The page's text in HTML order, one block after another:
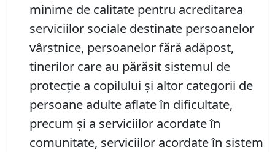
minime de calitate pentru acreditarea
serviciilor sociale destinate persoanelor
vârstnice, persoanelor fără adăpost,
tinerilor care au părăsit sistemul de
protecţie a copilului şi altor categorii de
persoane adulte aflate în dificultate,
precum şi a serviciilor acordate în
comunitate, serviciilor acordate în sistem